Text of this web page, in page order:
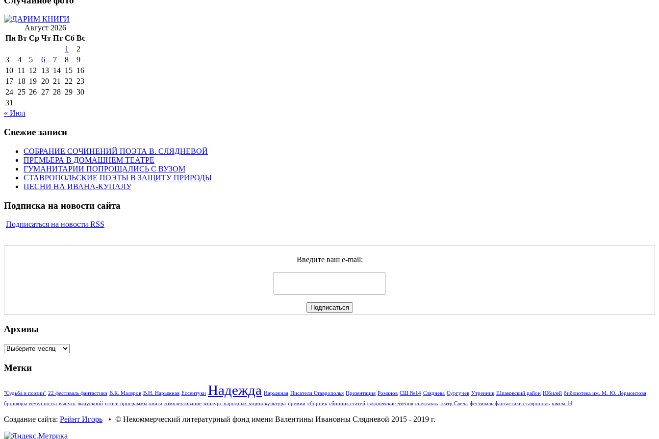
Август 2026
Пн Вт Ср Чт Пт Сб Вс
1
2
3
4 5 6 7 8
9
10 11 12 13 14 15 16
17 18 19 20 21 22 23
24 25 26 27 28 29 30
31
« Июл
Свежие записи
СОБРАНИЕ СОЧИНЕНИЙ ПОЭТА В. СЛЯДНЕВОЙ
ПРЕМЬЕРА В ДОМАШНЕМ ТЕАТРЕ
ГУМАНИТАРИИ ПОПРОЩАЛИСЬ С ВУЗОМ
СТАВРОПОЛЬСКИЕ ПОЭТЫ В ЗАЩИТУ ПРИРОДЫ
ПЕСНИ НА ИВАНА-КУПАЛУ
Подписка на новости сайта
Подписаться на новости RSS
Введите ваш e-mail:
Архивы
Архивы
Метки
"Судьба в поэзии" 22 фестиваль фантастики В.К. Маляров В.Н. Нарыжная Ессентуки Надежда Нарыжная Писатели Ставрополья Презентация Романов СШ №14 Сляднева Сургучев Утренник Шпаковский район Юбилей библиотека им. М. Ю. Лермонтова
брошюры вечер поэта выпуск выпускной итоги программы книга комплектование конкурс народных хоров культура премии сборник сборник статей слядневские чтения спектакль театр Свеча фестиваль фантастики ставрополь школа 14
Создание сайта: Рейнт Игорь • © Некоммерческий литературный фонд имени Валентины Ивановны Слядневой 2015 - 2019 г.